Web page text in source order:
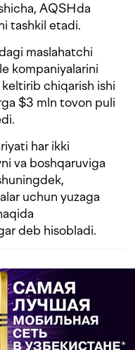
AQSHda
tashkil etadi.
maslahatchi
kompaniyalarini
chiqarish ishi
$3 mln tovon puli
har ikki
va boshqaruviga
uchun yuzaga
deb hisobladi.